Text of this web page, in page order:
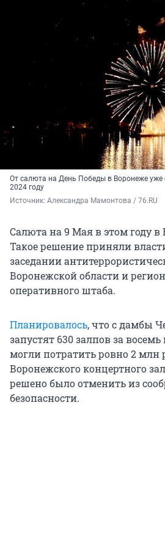
От салюта на День Победы в Воронеже уже
2024 году
Источник: Александра Мамонтова / 76.RU
Салюта на 9 Мая в этом году в
Такое решение приняли
заседании
Воронежской области и
оперативного штаба.
Планировалось, что с дамбы
запустят 630 залпов за
могли потратить ровно 2 млн
Воронежского концертного
решено было отменить из
безопасности.